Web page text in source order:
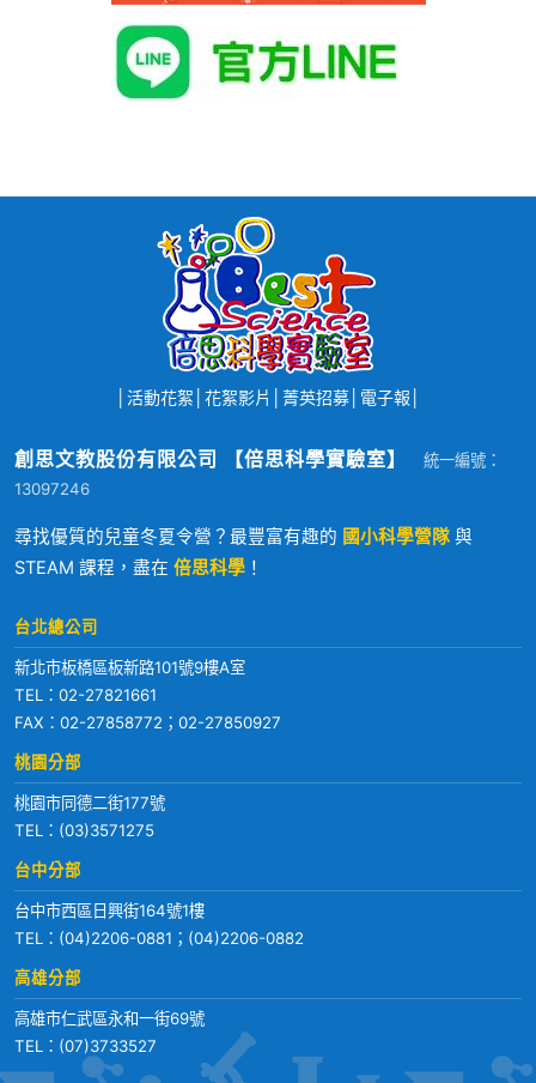
活動花絮 花絮影片 菁英招募│ 電子報
創思文教股份有限公司 【倍思科學實驗室】
統一編號：
13097246
尋找優質的兒童冬夏令營？最豐富有趣的 國小科學營隊 與
STEAM 課程，盡在 倍思科學 ！
台北總公司
新北市板橋區板新路101號9樓A室
TEL： 02-27821661
FAX：02-27858772；02-27850927
桃園分部
桃園市同德二街177號
TEL： (03)3571275
台中分部
台中市西區日興街164號1樓
TEL： (04)2206-0881 ； (04)2206-0882
高雄分部
高雄市仁武區永和一街69號
TEL： (07)3733527